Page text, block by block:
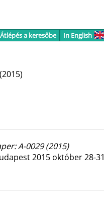
Átlépés a keresőbe In English
(2015)
A-0029(2015)
2015 október 28-31